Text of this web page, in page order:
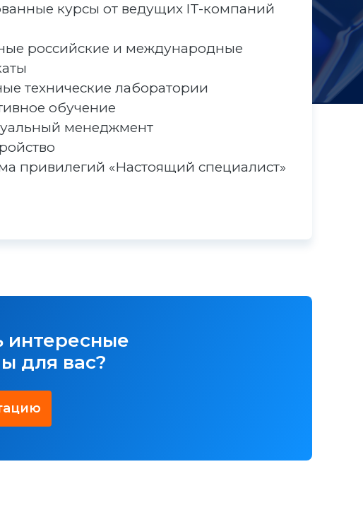
курсы от ведущих IT-компаний
российские и международные
технические лаборатории
обучение
менеджмент
привилегий «Настоящий специалист»
интересные
для вас?